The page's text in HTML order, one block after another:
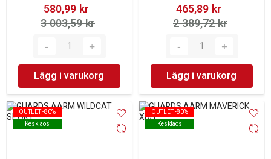
580,99 kr‎
3 003,59 kr‎
Lägg i varukorg
465,89 kr‎
2 389,72 kr‎
Lägg i varukorg
OUTLET -80%
Kesklaos
OUTLET -80%
Kesklaos
OUTLET -80%
Kesklaos
OUTLET -80%
Kesklaos